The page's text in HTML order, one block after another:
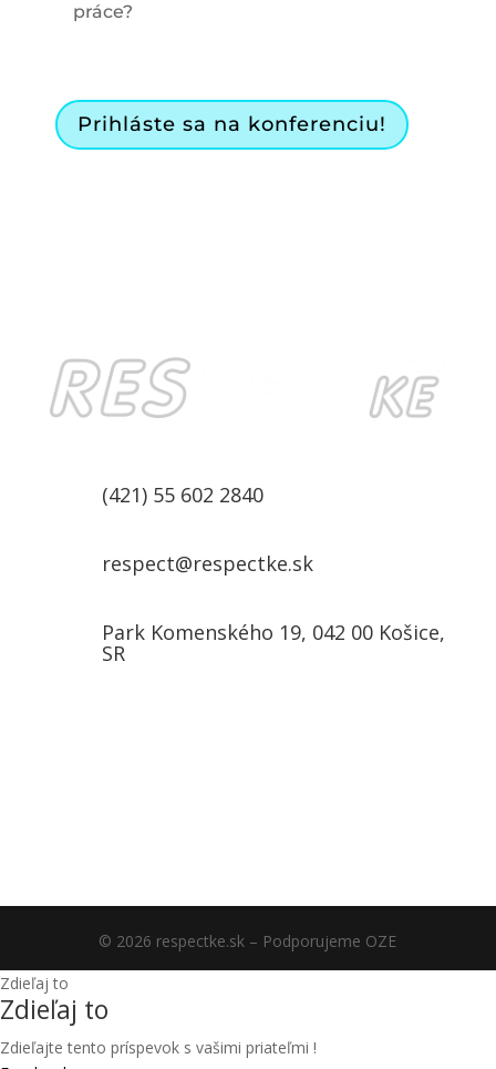
práce?
Prihláste sa na konferenciu!
(421) 55 602 2840
respect@respectke.sk
Park Komenského 19, 042 00 Košice,
SR
© 2026 respectke.sk – Podporujeme OZE
Zdieľaj to
Zdieľaj to
Zdieľajte tento príspevok s vašimi priateľmi !